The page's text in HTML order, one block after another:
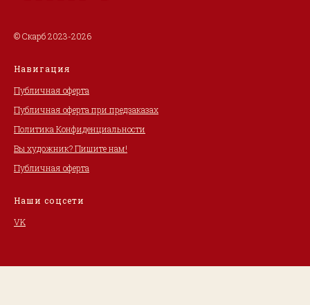
© Скарб 2023-2026
Навигация
Публичная оферта
Публичная оферта при предзаказах
Политика Конфиденциальности
Вы художник? Пишите нам!
Публичная оферта
Наши соцсети
VK